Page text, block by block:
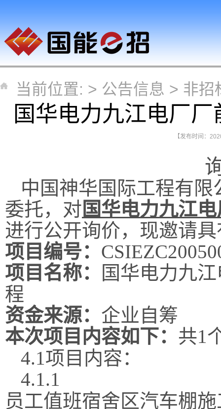
当前位置: > 公告信息 > 非招
国华电力九江电厂
【发布时间：
中国神华国际工程有
委托，对 国华电力九江
进行公开询价，现邀请
项目编号：
项目名称：
国华电力九
程
资金来源： 企业自筹
本次项目内容如下： 共1
4.1项目内容：
4.1.1
员工值班宿舍区汽车棚